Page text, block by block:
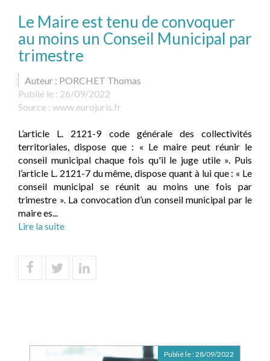
Le Maire est tenu de convoquer
au moins un Conseil Municipal par
trimestre
Auteur : PORCHET Thomas
Publié le : 26/09/2022
Source : www.eurojuris.fr
L’article L. 2121-9 code générale des collectivités
territoriales, dispose que : « Le maire peut réunir le
conseil municipal chaque fois qu'il le juge utile ». Puis
l’article L. 2121-7 du même, dispose quant à lui que : « Le
conseil municipal se réunit au moins une fois par
trimestre ». La convocation d’un conseil municipal par le
maire es...
Lire la suite
Publié le :28/09/2022